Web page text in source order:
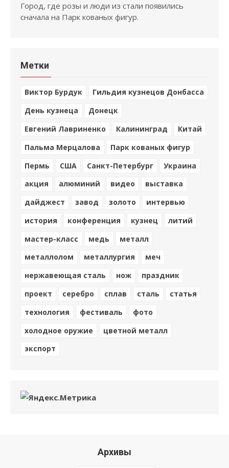
Город, где розы и люди из стали появились
сначала на Парк кованых фигур.
Метки
Виктор Бурдук
Гильдия кузнецов Донбасса
День кузнеца
Донецк
Евгений Лавриненко
Калининград
Китай
Пальма Мерцалова
Парк кованых фигур
Пермь
США Санкт-Петербург
Украина
акция
алюминий видео
выставка
дайджест
завод золото
интервью
история
конференция кузнец
литий
мастер-класс
медь
металл
металлолом
металлургия
меч
нержавеющая сталь
нож
праздник
проект
серебро сплав сталь
статья
технология
фестиваль
фото
холодное оружие
цветной металл
экспорт
Архивы